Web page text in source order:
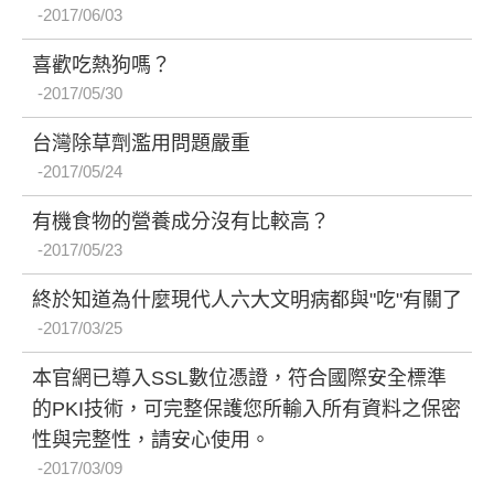
2017/06/03
喜歡吃熱狗嗎？
2017/05/30
台灣除草劑濫用問題嚴重
2017/05/24
有機食物的營養成分沒有比較高？
2017/05/23
終於知道為什麼現代人六大文明病都與"吃"有關了
2017/03/25
本官網已導入SSL數位憑證，符合國際安全標準
的PKI技術，可完整保護您所輸入所有資料之保密
性與完整性，請安心使用。
2017/03/09